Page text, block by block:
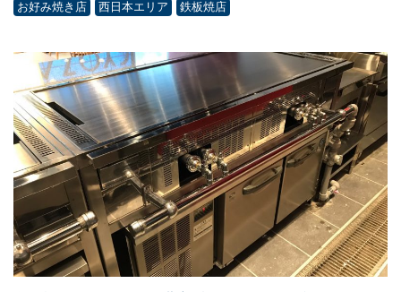
お好み焼き店
西日本エリア 鉄板焼店